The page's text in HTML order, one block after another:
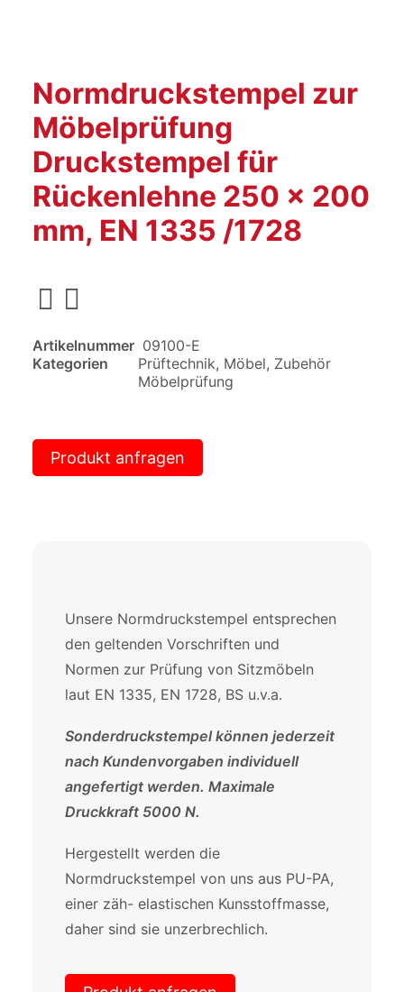
Normdruckstempel zur
Möbelprüfung
Druckstempel für
Rückenlehne 250 x 200
mm, EN 1335 /1728
Artikelnummer 09100-E
Kategorien
Prüftechnik, Möbel, Zubehör
Möbelprüfung
Produkt anfragen
Unsere Normdruckstempel entsprechen
den geltenden Vorschriften und
Normen zur Prüfung von Sitzmöbeln
laut EN 1335, EN 1728, BS u.v.a.
Sonderdruckstempel können jederzeit
nach Kundenvorgaben individuell
angefertigt werden. Maximale
Druckkraft 5000 N.
Hergestellt werden die
Normdruckstempel von uns aus PU-PA,
einer zäh- elastischen Kunsstoffmasse,
daher sind sie unzerbrechlich.